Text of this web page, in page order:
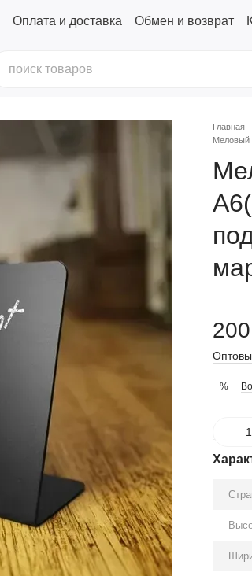
Оплата и доставка Обмен и возврат
Главная
Меловый
%